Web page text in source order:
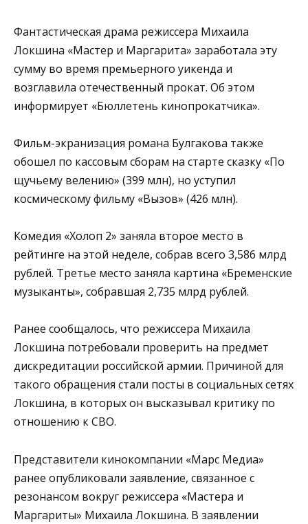
Фантастическая драма режиссера Михаила
Локшина «Мастер и Маргарита» заработала эту
сумму во время премьерного уикенда и
возглавила отечественный прокат. Об этом
информирует «Бюллетень кинопрокатчика».
Фильм-экранизация романа Булгакова также
обошел по кассовым сборам на старте сказку «По
щучьему велению» (399 млн), но уступил
космическому фильму «Вызов» (426 млн).
Комедия «Холоп 2» заняла второе место в
рейтинге на этой неделе, собрав всего 3,586 млрд
рублей. Третье место заняла картина «Бременские
музыканты», собравшая 2,735 млрд рублей.
Ранее сообщалось, что режиссера Михаила
Локшина потребовали проверить на предмет
дискредитации российской армии. Причиной для
такого обращения стали посты в социальных сетях
Локшина, в которых он высказывал критику по
отношению к СВО.
Представители кинокомпании «Марс Медиа»
ранее опубликовали заявление, связанное с
резонансом вокруг режиссера «Мастера и
Маргариты» Михаила Локшина. В заявлении